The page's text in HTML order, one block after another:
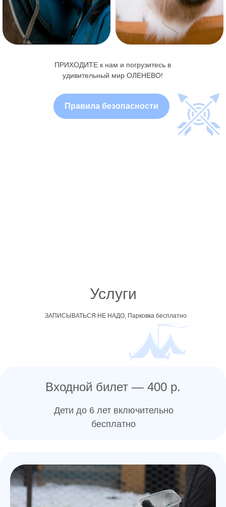
ПРИХОДИТЕ к нам и погрузитесь в
удивительный мир ОЛЕНЕВО!
Правила безопасности
Услуги
ЗАПИСЫВАТЬСЯ НЕ НАДО, Парковка бесплатно
Входной билет — 400 р.
Дети до 6 лет включительно
бесплатно